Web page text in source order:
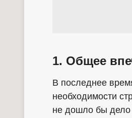
1. Общее
В последнее
необходимости
не дошло бы дело